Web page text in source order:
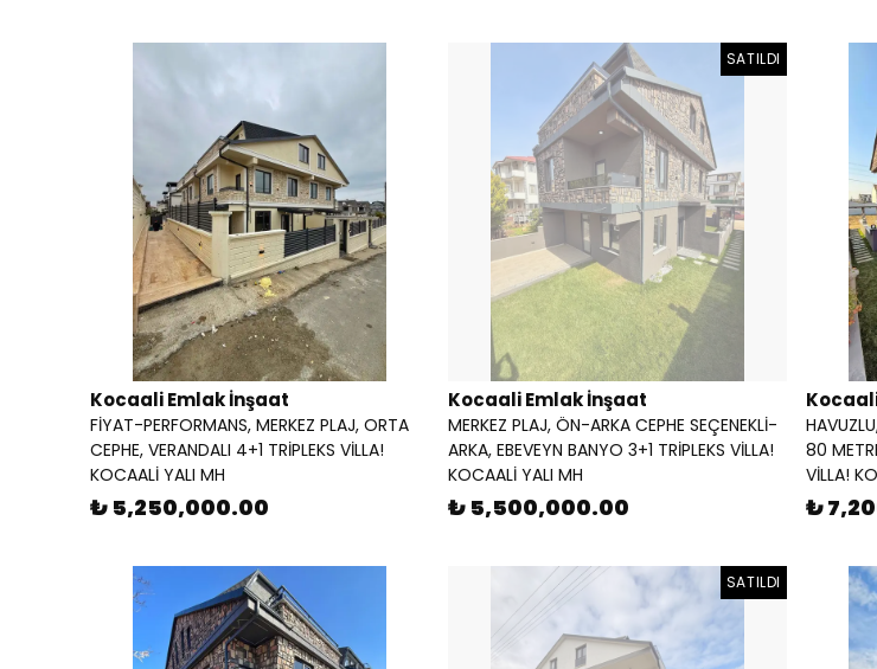
Kocaali Emlak İnşaat
FİYAT-PERFORMANS, MERKEZ PLAJ, ORTA
CEPHE, VERANDALI 4+1 TRİPLEKS VİLLA!
KOCAALİ YALI MH
₺ 5,250,000.00
SATILDI
Kocaali Emlak İnşaat
MERKEZ PLAJ, ÖN-ARKA CEPHE SEÇENEKLİ-
ARKA, EBEVEYN BANYO 3+1 TRİPLEKS VİLLA!
KOCAALİ YALI MH
₺ 5,500,000.00
80
VİLLA!
₺
SATILDI